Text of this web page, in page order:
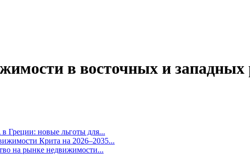
в восточных и
Греции: новые льготы для...
Крита на 2026–2035...
на рынке недвижимости...